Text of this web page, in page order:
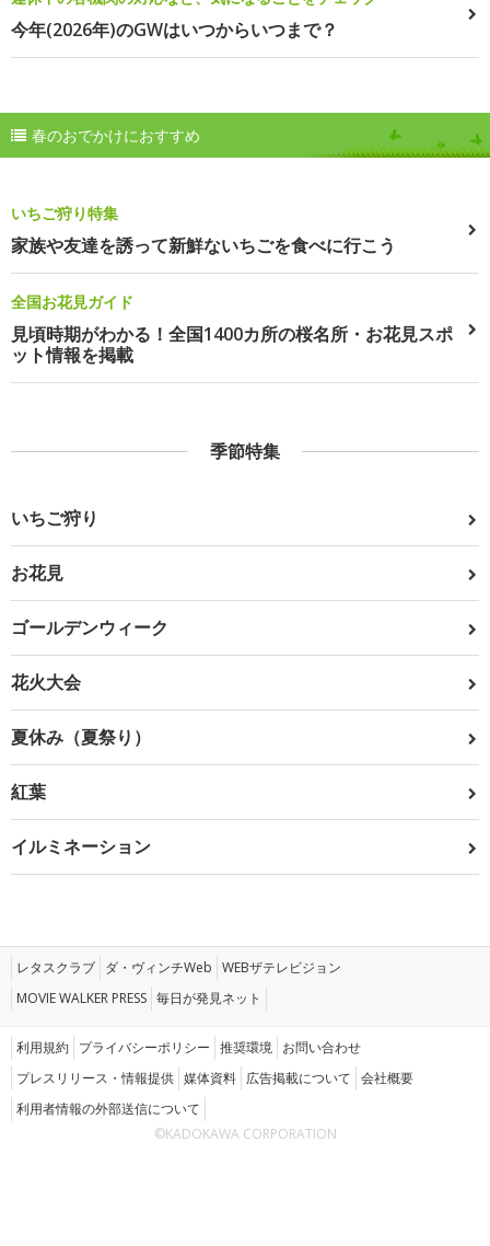
今年(2026年)のGWはいつからいつまで？
春のおでかけにおすすめ
いちご狩り特集
家族や友達を誘って新鮮ないちごを食べに行こう
全国お花見ガイド
見頃時期がわかる！全国1400カ所の桜名所・お花見スポ
ット情報を掲載
季節特集
いちご狩り
お花見
ゴールデンウィーク
花火大会
夏休み（夏祭り）
紅葉
イルミネーション
レタスクラブ ダ・ヴィンチWeb WEBザテレビジョン
MOVIE WALKER PRESS 毎日が発見ネット
利用規約 プライバシーポリシー 推奨環境 お問い合わせ
プレスリリース・情報提供 媒体資料 広告掲載について 会社概要
利用者情報の外部送信について
©KADOKAWA CORPORATION